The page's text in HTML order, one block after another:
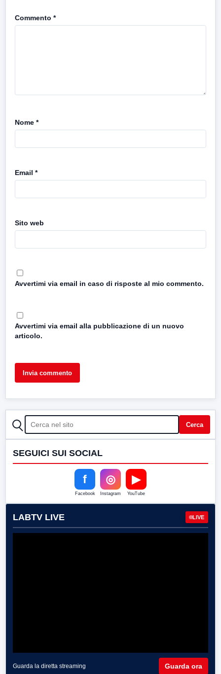
Commento *
Nome *
Email *
Sito web
Avvertimi via email in caso di risposte al mio commento.
Avvertimi via email alla pubblicazione di un nuovo
articolo.
CERCA Cerca
SEGUICI SUI SOCIAL
f
Facebook
◎
Instagram
▶
YouTube
LABTV LIVE LIVE
Guarda la diretta streaming Guarda ora